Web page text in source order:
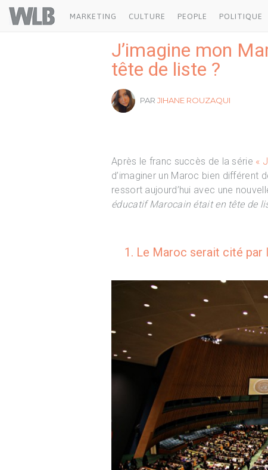
Welovebuzz
MARKETING CULTURE PEOPLE POLITIQUE
J’imagine mon
tête de liste ?
PAR JIHANE ROUZAQUI
Après le franc succès de la série «
d’imaginer un Maroc bien différent
ressort aujourd’hui avec une
éducatif Marocain était en tête de
1. Le Maroc serait cité par